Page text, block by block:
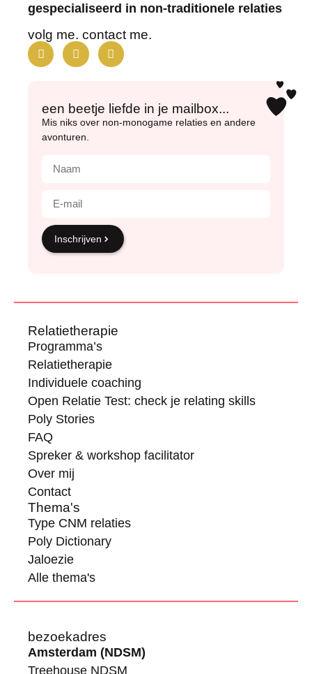
gespecialiseerd in non-traditionele relaties
volg me. contact me.
een beetje liefde in je mailbox...
Mis niks over non-monogame relaties en andere
avonturen.
Inschrijven
Relatietherapie
Programma’s
Relatietherapie
Individuele coaching
Open Relatie Test: check je relating skills
Poly Stories
FAQ
Spreker & workshop facilitator
Over mij
Contact
Thema's
Type CNM relaties
Poly Dictionary
Jaloezie
Alle thema's
bezoekadres
Amsterdam (NDSM)
Treehouse NDSM